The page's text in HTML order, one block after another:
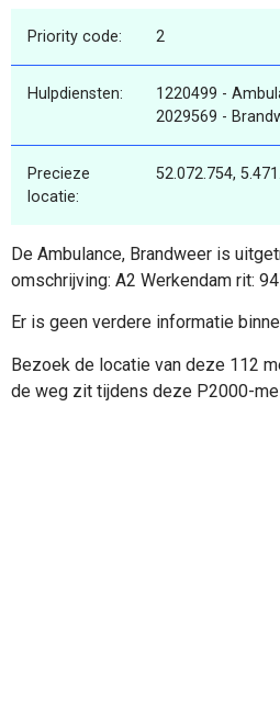
Priority code: 2
Hulpdiensten:
1220499 -
2029569 -
Precieze
locatie:
52.072.754,
De Ambulance, Brandweer is
omschrijving: A2 Werkendam rit:
Er is geen verdere informatie
Bezoek de locatie van deze 112
de weg zit tijdens deze P2000-